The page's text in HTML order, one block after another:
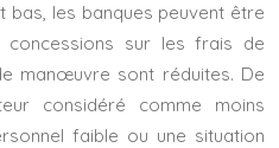
bas, les banques peuvent être
sur les frais de
manœuvre sont réduites. De
considéré comme moins
faible ou une situation